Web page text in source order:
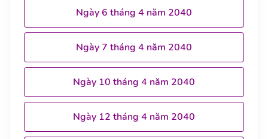
Ngày 6 tháng 4 năm 2040
Ngày 7 tháng 4 năm 2040
Ngày 10 tháng 4 năm 2040
Ngày 12 tháng 4 năm 2040